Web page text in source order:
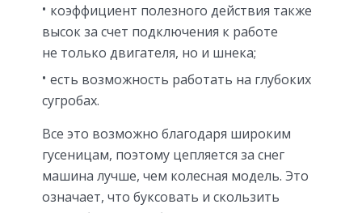
коэффициент полезного действия также
высок за счет подключения к работе
не только двигателя, но и шнека;
есть возможность работать на глубоких
сугробах.
Все это возможно благодаря широким
гусеницам, поэтому цепляется за снег
машина лучше, чем колесная модель. Это
означает, что буксовать и скользить